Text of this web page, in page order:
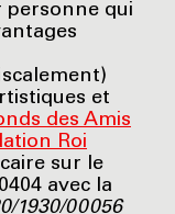
personne qui
et
des Amis
Roi
sur le
avec la
1930/00056